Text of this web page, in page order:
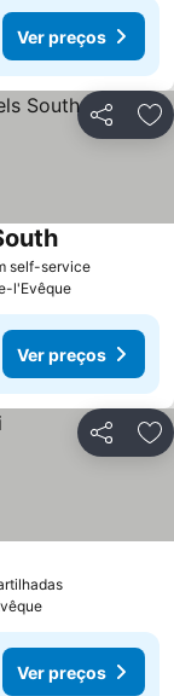
Ver preços
Partilhar
self-serviceVer
Ver preços
l'Evêque
Ver preços
Partilhar
Ver preços
Ver preços